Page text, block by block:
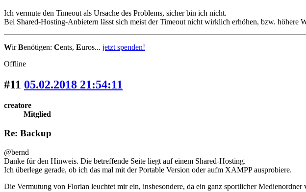
Ich vermute den Timeout als Ursache des Problems, sicher bin ich nicht.
Bei Shared-Hosting-Anbietern lässt sich meist der Timeout nicht wirklich erhöhen, bzw.
WirBenötigen: Cents, Euros... jetzt spenden!
Offline
#11 05.02.2018 21:54:11
creatore
Mitglied
Re: Backup
@bernd
Danke für den Hinweis. Die betreffende Seite liegt auf einem Shared-Hosting.
Ich überlege gerade, ob ich das mal mit der Portable Version oder aufm XAMPP ausprobiere.
Die Vermutung von Florian leuchtet mir ein, insbesondere, da ein ganz sportlicher Medienordner